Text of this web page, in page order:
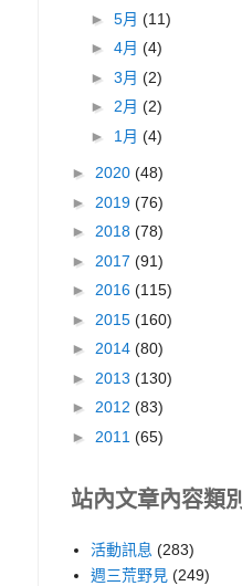
► 5月 (11)
► 4月 (4)
► 3月 (2)
► 2月 (2)
► 1月 (4)
► 2020 (48)
► 2019 (76)
► 2018 (78)
► 2017 (91)
► 2016 (115)
► 2015 (160)
► 2014 (80)
► 2013 (130)
► 2012 (83)
► 2011 (65)
站內文章內容類別
活動訊息 (283)
週三荒野見 (249)